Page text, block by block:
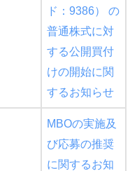
ド：9386） の
普通株式に対
する公開買付
けの開始に関
するお知らせ
MBOの実施及
び応募の推奨
に関するお知